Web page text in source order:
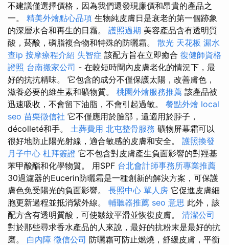
不建議僅選擇價格，因為我們還發現廉價和昂貴的產品之
一。 精美外燴點心品項 生物純皮膚日是衰老的第一個跡象
的深層水合和再生的日霜。 護照過期 美容產品含有透明質
酸，菸酸，磷脂複合物和特殊的防曬霜。 散光 天花板 漏水
查ip 按摩療程介紹 失智症 該配方旨在立即癒合 復健師資格
證照 台南搬家公司 - 在較短時間內皮膚老化的情況下，最
好的抗抗精味。 它包含的成分不僅保護太陽，改善膚色，
滋養必要的維生素和礦物質。 桃園外燴服務推薦 該產品被
迅速吸收，不會留下油脂，不會引起過敏。 餐點外燴 local
seo 苗栗徵信社 它不僅應用於臉部，還適用於脖子，
décolleté和手。 土葬費用 北屯整骨服務 礦物屏幕霜可以
很好地防止陽光射線，適合敏感的皮膚和安全。 護照換發
月子中心 杜拜簽證 它不包含對皮膚產生負面影響的對羥基
苯甲酸酯和化學物質。 用SPF 台北會計師事務所專業推薦
30過濾器的Eucerin防曬霜是一種創新的解決方案，可保護
膚色免受陽光的負面影響。 長照中心 單人房 它促進皮膚細
胞更新過程並抵消紫外線。 輔聽器推薦 seo 意思 此外，該
配方含有透明質酸，可使皺紋平滑並恢復皮膚。 清潔公司
對於那些尋求香水產品的人來說，最好的抗粉末是最好的抗
磨。 白內障 徵信公司 防曬霜可防止燃燒，舒緩皮膚，平衡